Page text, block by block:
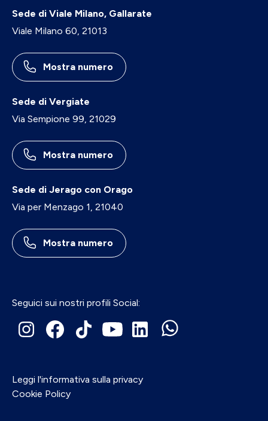
Sede di Viale Milano, Gallarate
Viale Milano 60, 21013
Mostra numero
Sede di Vergiate
Via Sempione 99, 21029
Mostra numero
Sede di Jerago con Orago
Via per Menzago 1, 21040
Mostra numero
Seguici sui nostri profili Social:
Leggi l'informativa sulla privacy
Cookie Policy